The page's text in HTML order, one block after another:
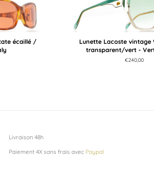
écaillé /
Lunette Lacoste vintage
transparent/vert -
Prix
€240,00
Livraison 48h
Paiement 4X sans frais avec Paypal